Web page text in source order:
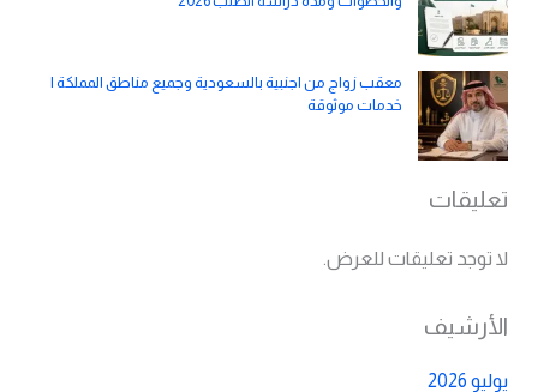
معقب زواج من اجنبية بالسعودية وجميع مناطق المملكة |
خدمات موثوقة
تعليقات
لا توجد تعليقات للعرض.
الأرشيف
يوليو 2026